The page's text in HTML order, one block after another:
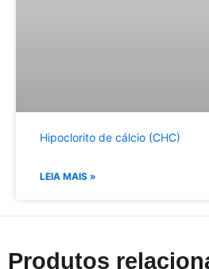
Hipoclorito de cálcio (CHC)
LEIA MAIS »
Produtos